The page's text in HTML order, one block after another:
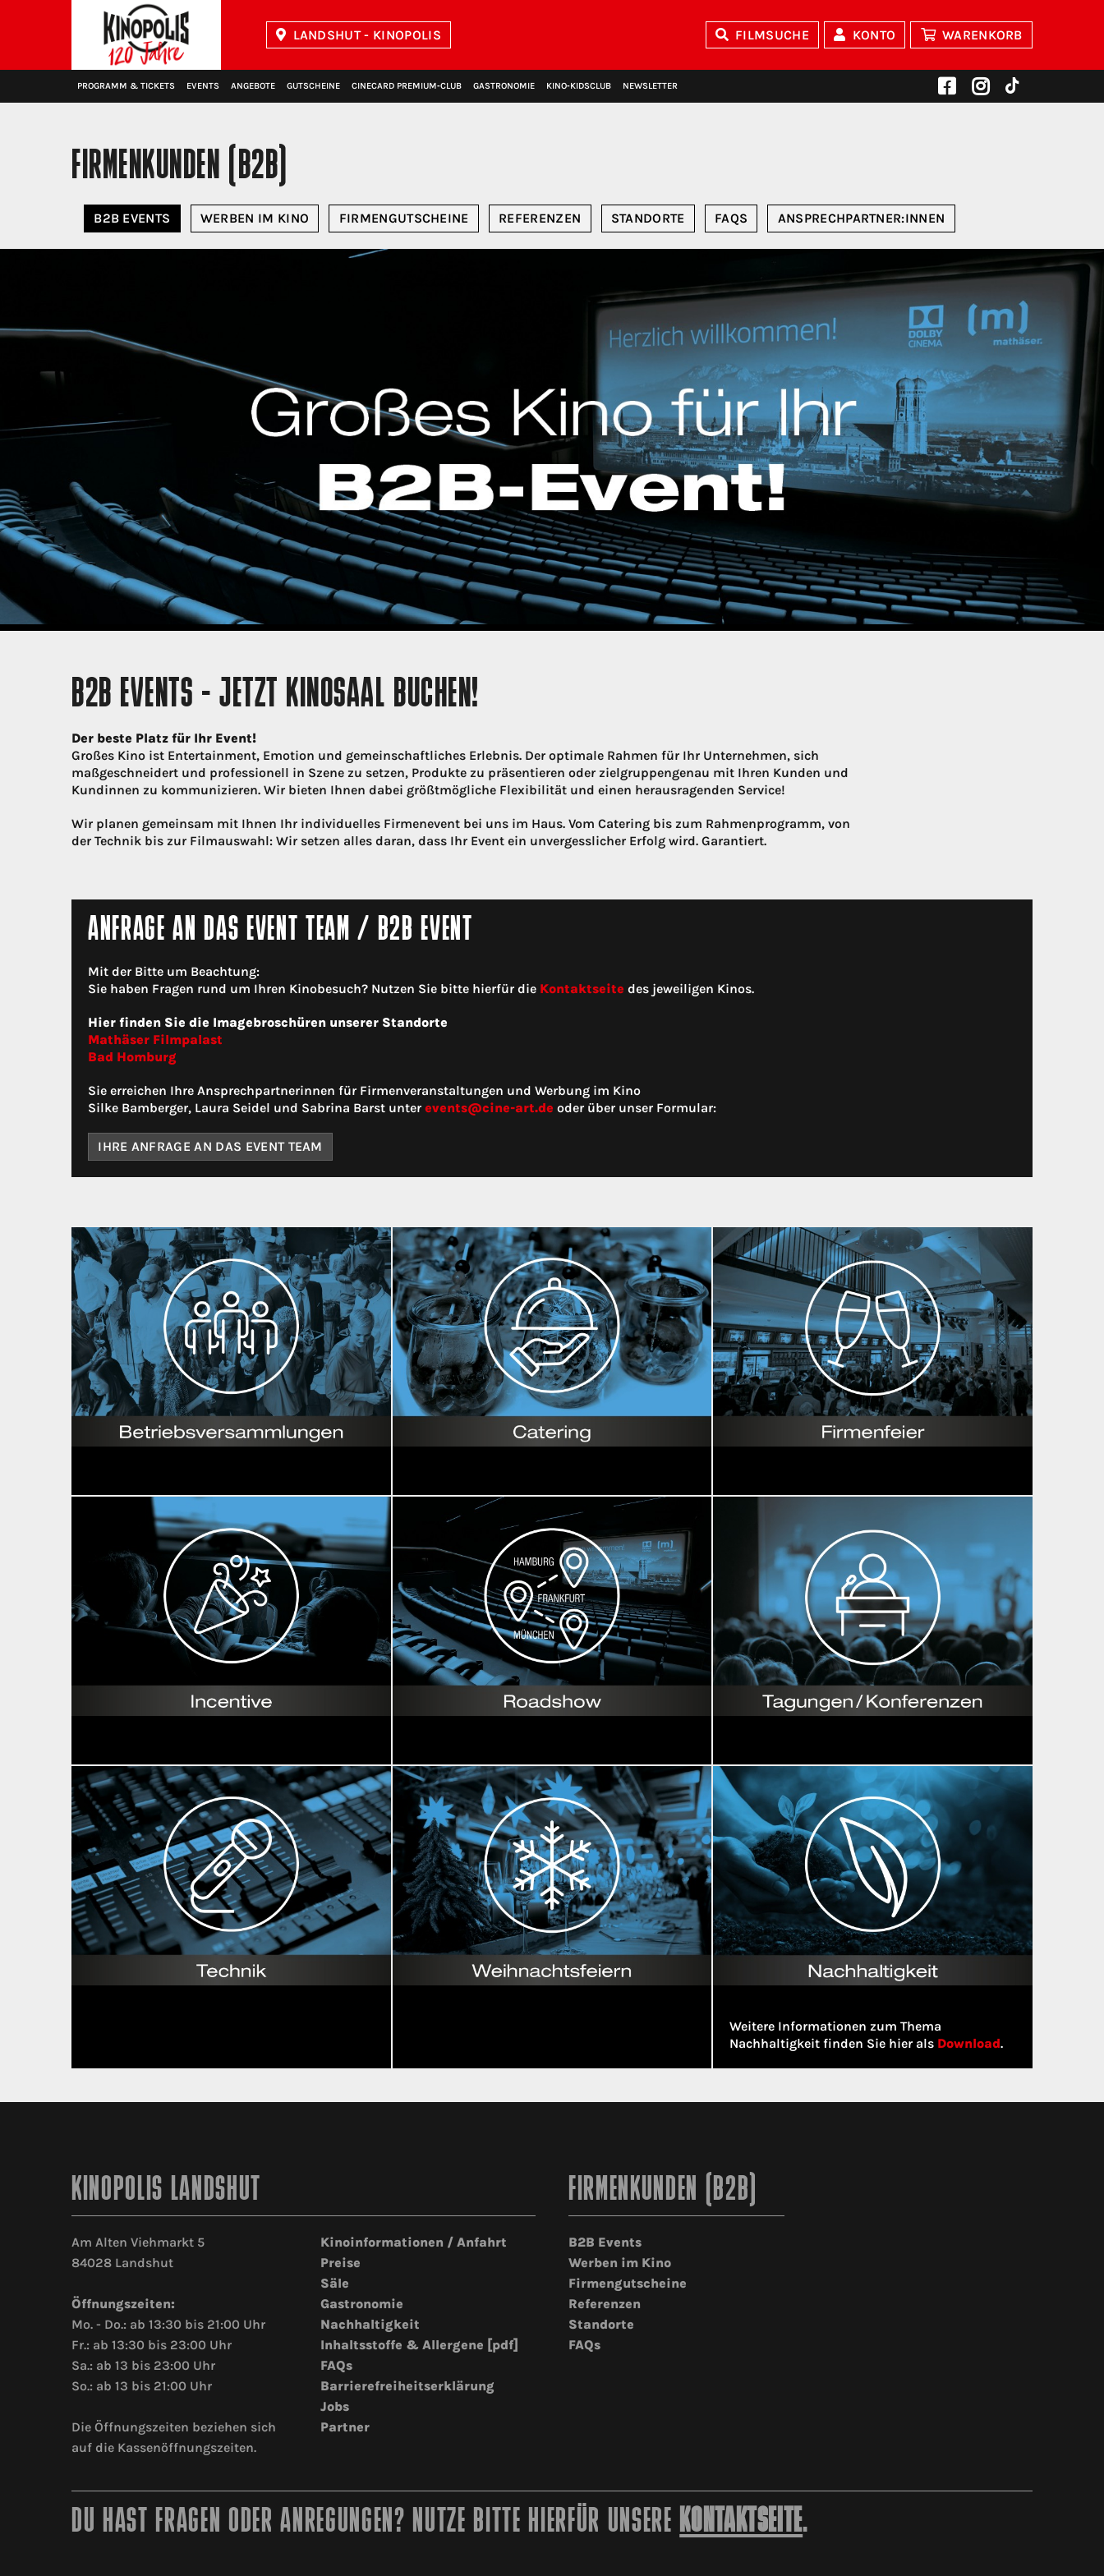
LANDSHUT - KINOPOLIS FILMSUCHE KONTO WARENKORB
PROGRAMM & TICKETS EVENTS ANGEBOTE GUTSCHEINE CINECARD PREMIUM‑CLUB GASTRONOMIE KINO‑KIDSCLUB NEWSLETTER
FIRMENKUNDEN (B2B)
B2B EVENTS WERBEN IM KINO FIRMENGUTSCHEINE REFERENZEN STANDORTE FAQS ANSPRECHPARTNER:INNEN
B2B EVENTS - JETZT KINOSAAL BUCHEN!
Der beste Platz für Ihr Event!
Großes Kino ist Entertainment, Emotion und gemeinschaftliches Erlebnis. Der optimale Rahmen für Ihr Unternehmen, sich
maßgeschneidert und professionell in Szene zu setzen, Produkte zu präsentieren oder zielgruppengenau mit Ihren Kunden und
Kundinnen zu kommunizieren. Wir bieten Ihnen dabei größtmögliche Flexibilität und einen herausragenden Service!
Wir planen gemeinsam mit Ihnen Ihr individuelles Firmenevent bei uns im Haus. Vom Catering bis zum Rahmenprogramm, von
der Technik bis zur Filmauswahl: Wir setzen alles daran, dass Ihr Event ein unvergesslicher Erfolg wird. Garantiert.
ANFRAGE AN DAS EVENT TEAM / B2B EVENT
Mit der Bitte um Beachtung:
Sie haben Fragen rund um Ihren Kinobesuch? Nutzen Sie bitte hierfür die Kontaktseite des jeweiligen Kinos.
Hier finden Sie die Imagebroschüren unserer Standorte
Mathäser Filmpalast
Bad Homburg
Sie erreichen Ihre Ansprechpartnerinnen für Firmenveranstaltungen und Werbung im Kino
Silke Bamberger, Laura Seidel und Sabrina Barst unter events@cine-art.de oder über unser Formular:
IHRE ANFRAGE AN DAS EVENT TEAM
Weitere Informationen zum Thema
Nachhaltigkeit finden Sie hier als Download.
KINOPOLIS LANDSHUT
Am Alten Viehmarkt 5
84028 Landshut
Öffnungszeiten:
Mo. - Do.: ab 13:30 bis 21:00 Uhr
Fr.: ab 13:30 bis 23:00 Uhr
Sa.: ab 13 bis 23:00 Uhr
So.: ab 13 bis 21:00 Uhr
Die Öffnungszeiten beziehen sich
auf die Kassenöffnungszeiten.
Kinoinformationen / Anfahrt
Preise
Säle
Gastronomie
Nachhaltigkeit
Inhaltsstoffe & Allergene [pdf]
FAQs
Barrierefreiheitserklärung
Jobs
Partner
FIRMENKUNDEN (B2B)
B2B Events
Werben im Kino
Firmengutscheine
Referenzen
Standorte
FAQs
DU HAST FRAGEN ODER ANREGUNGEN? NUTZE BITTE HIERFÜR UNSERE KONTAKTSEITE.